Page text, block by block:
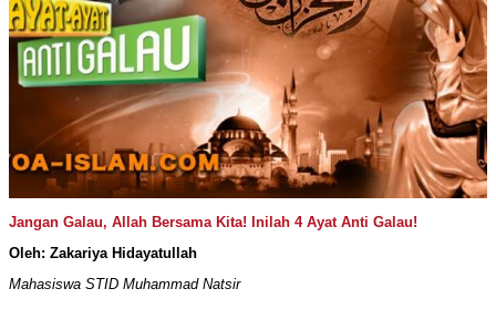
Jangan Galau, Allah Bersama Kita! Inilah 4 Ayat Anti Galau!
Oleh: Zakariya Hidayatullah
Mahasiswa STID Muhammad Natsir